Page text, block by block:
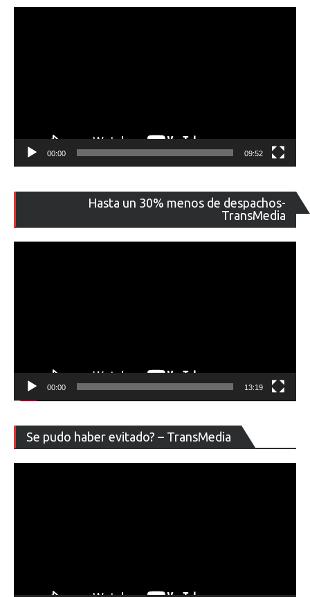
00:00 09:52
Hasta un 30% menos de despachos-
TransMedia
de
00:00 13:19
Se pudo haber evitado? – TransMedia
de